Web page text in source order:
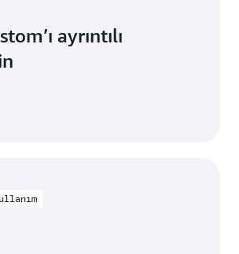
ayrıntılı